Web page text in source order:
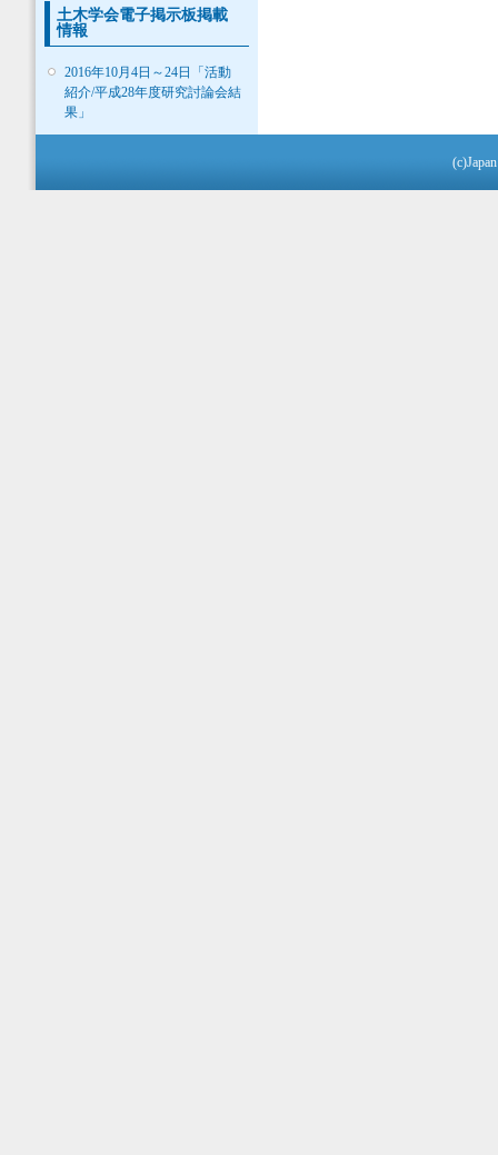
土木学会電子掲示板掲載
情報
2016年10月4日～24日「活動
紹介/平成28年度研究討論会結
果」